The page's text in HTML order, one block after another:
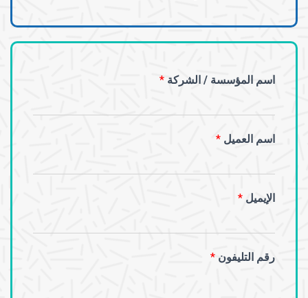
اسم المؤسسة / الشركة *
اسم العميل *
الإيميل *
رقم التليفون *